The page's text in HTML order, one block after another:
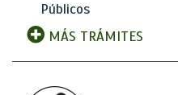
Públicos
MÁS TRÁMITES